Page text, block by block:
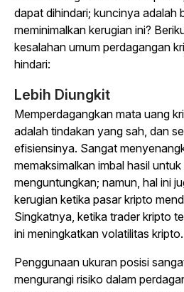
dapat dihindari; kuncinya adalah
meminimalkan kerugian ini?
kesalahan umum perdagangan
hindari:
Lebih Diungkit
Memperdagangkan mata uang
adalah tindakan yang sah, dan
efisiensinya. Sangat
memaksimalkan imbal hasil
menguntungkan; namun, hal ini
kerugian ketika pasar kripto
Singkatnya, ketika trader kripto
ini meningkatkan volatilitas kripto.
Penggunaan ukuran posisi
mengurangi risiko dalam